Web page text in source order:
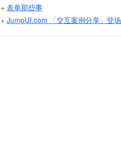
+ 表单那些事
+ JumpUI.com 「交互案例分享」登场